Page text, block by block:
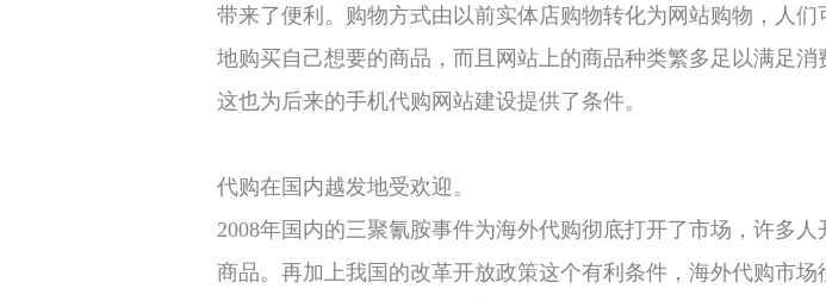
带来了便利。购物方式由以前实体店购物转化为网站购物，人们
地购买自己想要的商品，而且网站上的商品种类繁多足以满足消
这也为后来的手机代购网站建设提供了条件。
代购在国内越发地受欢迎。
2008年国内的三聚氰胺事件为海外代购彻底打开了市场，许多人
商品。再加上我国的改革开放政策这个有利条件，海外代购市场